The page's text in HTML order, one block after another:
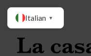
Italian ▼